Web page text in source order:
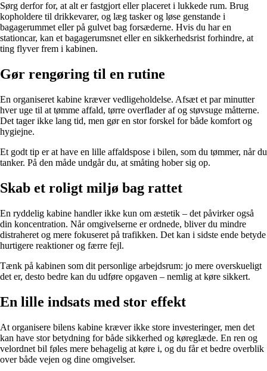
Sørg derfor for, at alt er fastgjort eller placeret i lukkede rum. Brug
kopholdere til drikkevarer, og læg tasker og løse genstande i
bagagerummet eller på gulvet bag forsæderne. Hvis du har en
stationcar, kan et bagagerumsnet eller en sikkerhedsrist forhindre, at
ting flyver frem i kabinen.
Gør rengøring til en rutine
En organiseret kabine kræver vedligeholdelse. Afsæt et par minutter
hver uge til at tømme affald, tørre overflader af og støvsuge måtterne.
Det tager ikke lang tid, men gør en stor forskel for både komfort og
hygiejne.
Et godt tip er at have en lille affaldspose i bilen, som du tømmer, når du
tanker. På den måde undgår du, at småting hober sig op.
Skab et roligt miljø bag rattet
En ryddelig kabine handler ikke kun om æstetik – det påvirker også
din koncentration. Når omgivelserne er ordnede, bliver du mindre
distraheret og mere fokuseret på trafikken. Det kan i sidste ende betyde
hurtigere reaktioner og færre fejl.
Tænk på kabinen som dit personlige arbejdsrum: jo mere overskueligt
det er, desto bedre kan du udføre opgaven – nemlig at køre sikkert.
En lille indsats med stor effekt
At organisere bilens kabine kræver ikke store investeringer, men det
kan have stor betydning for både sikkerhed og køreglæde. En ren og
velordnet bil føles mere behagelig at køre i, og du får et bedre overblik
over både vejen og dine omgivelser.